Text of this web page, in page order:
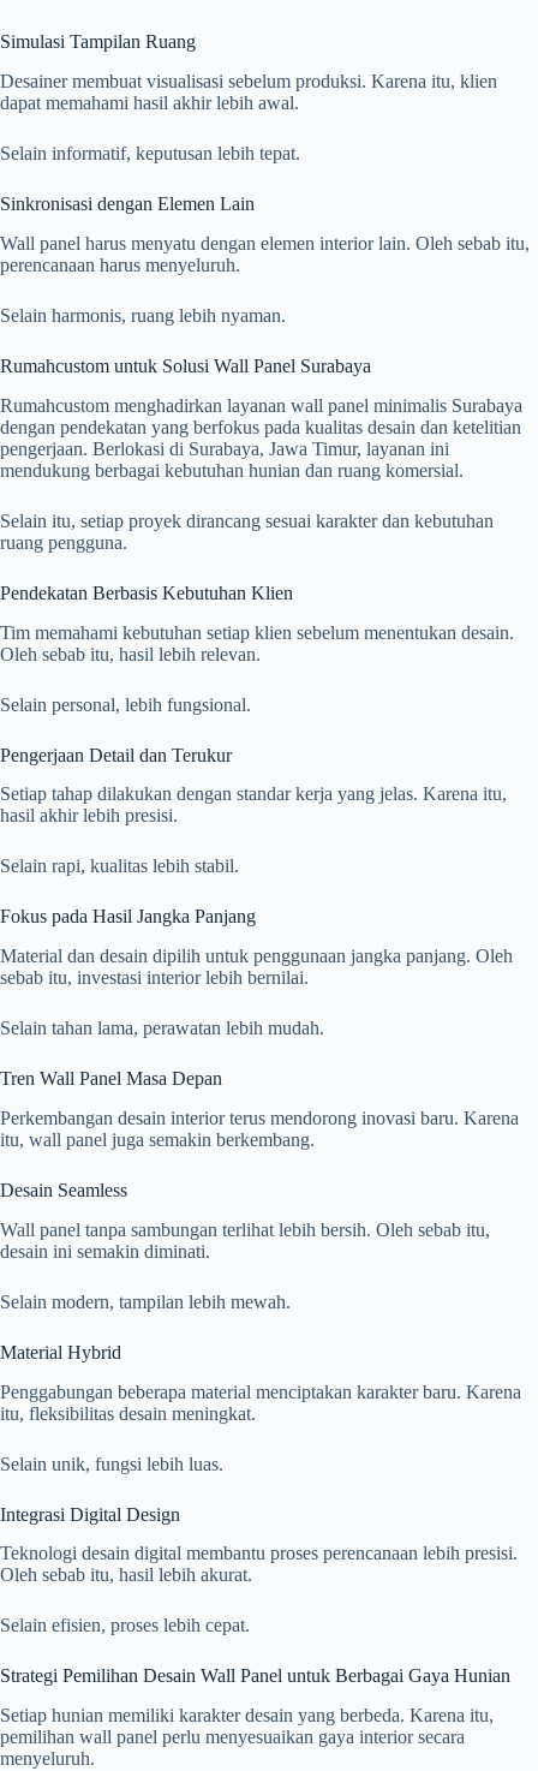
Simulasi Tampilan Ruang
Desainer membuat visualisasi sebelum produksi. Karena itu, klien
dapat memahami hasil akhir lebih awal.
Selain informatif, keputusan lebih tepat.
Sinkronisasi dengan Elemen Lain
Wall panel harus menyatu dengan elemen interior lain. Oleh sebab itu,
perencanaan harus menyeluruh.
Selain harmonis, ruang lebih nyaman.
Rumahcustom untuk Solusi Wall Panel Surabaya
Rumahcustom menghadirkan layanan wall panel minimalis Surabaya
dengan pendekatan yang berfokus pada kualitas desain dan ketelitian
pengerjaan. Berlokasi di Surabaya, Jawa Timur, layanan ini
mendukung berbagai kebutuhan hunian dan ruang komersial.
Selain itu, setiap proyek dirancang sesuai karakter dan kebutuhan
ruang pengguna.
Pendekatan Berbasis Kebutuhan Klien
Tim memahami kebutuhan setiap klien sebelum menentukan desain.
Oleh sebab itu, hasil lebih relevan.
Selain personal, lebih fungsional.
Pengerjaan Detail dan Terukur
Setiap tahap dilakukan dengan standar kerja yang jelas. Karena itu,
hasil akhir lebih presisi.
Selain rapi, kualitas lebih stabil.
Fokus pada Hasil Jangka Panjang
Material dan desain dipilih untuk penggunaan jangka panjang. Oleh
sebab itu, investasi interior lebih bernilai.
Selain tahan lama, perawatan lebih mudah.
Tren Wall Panel Masa Depan
Perkembangan desain interior terus mendorong inovasi baru. Karena
itu, wall panel juga semakin berkembang.
Desain Seamless
Wall panel tanpa sambungan terlihat lebih bersih. Oleh sebab itu,
desain ini semakin diminati.
Selain modern, tampilan lebih mewah.
Material Hybrid
Penggabungan beberapa material menciptakan karakter baru. Karena
itu, fleksibilitas desain meningkat.
Selain unik, fungsi lebih luas.
Integrasi Digital Design
Teknologi desain digital membantu proses perencanaan lebih presisi.
Oleh sebab itu, hasil lebih akurat.
Selain efisien, proses lebih cepat.
Strategi Pemilihan Desain Wall Panel untuk Berbagai Gaya Hunian
Setiap hunian memiliki karakter desain yang berbeda. Karena itu,
pemilihan wall panel perlu menyesuaikan gaya interior secara
menyeluruh.